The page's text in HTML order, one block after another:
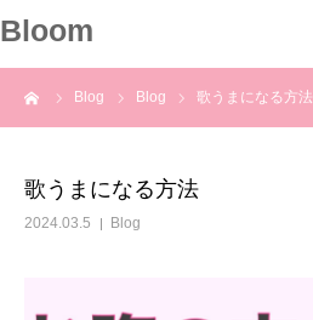
Bloom
Blog Blog 歌うまになる方法
歌うまになる方法
2024.03.5 Blog
About
Voice